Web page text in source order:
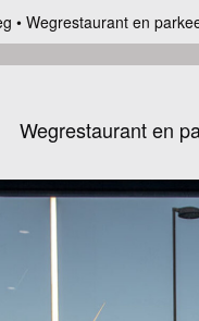
Wegrestaurant en
Wegrestaurant en